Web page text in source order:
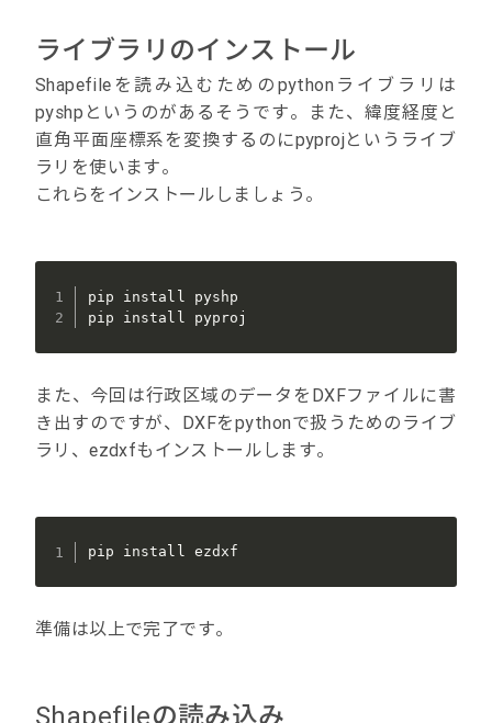
ライブラリのインストール
Shapefileを読み込むためのpythonライブラリは
pyshpというのがあるそうです。また、緯度経度と
直角平面座標系を変換するのにpyprojというライブ
ラリを使います。
これらをインストールしましょう。
pip install pyshp
pip install pyproj
また、今回は行政区域のデータをDXFファイルに書
き出すのですが、DXFをpythonで扱うためのライブ
ラリ、ezdxfもインストールします。
pip install ezdxf
準備は以上で完了です。
Shapefileの読み込み